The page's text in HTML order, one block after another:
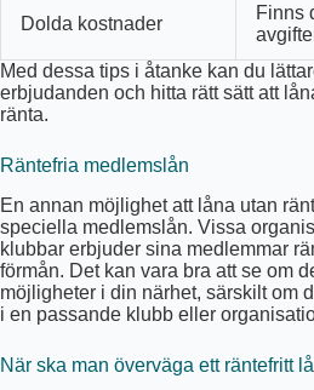
Dolda kostnader
Finns
Med dessa tips i åtanke kan du
erbjudanden och hitta rätt sätt att
ränta.
Räntefria medlemslån
En annan möjlighet att låna utan
speciella medlemslån. Vissa
klubbar erbjuder sina medlemmar
förmån. Det kan vara bra att se om
möjligheter i din närhet, särskilt om
i en passande klubb eller
När ska man överväga ett räntefritt